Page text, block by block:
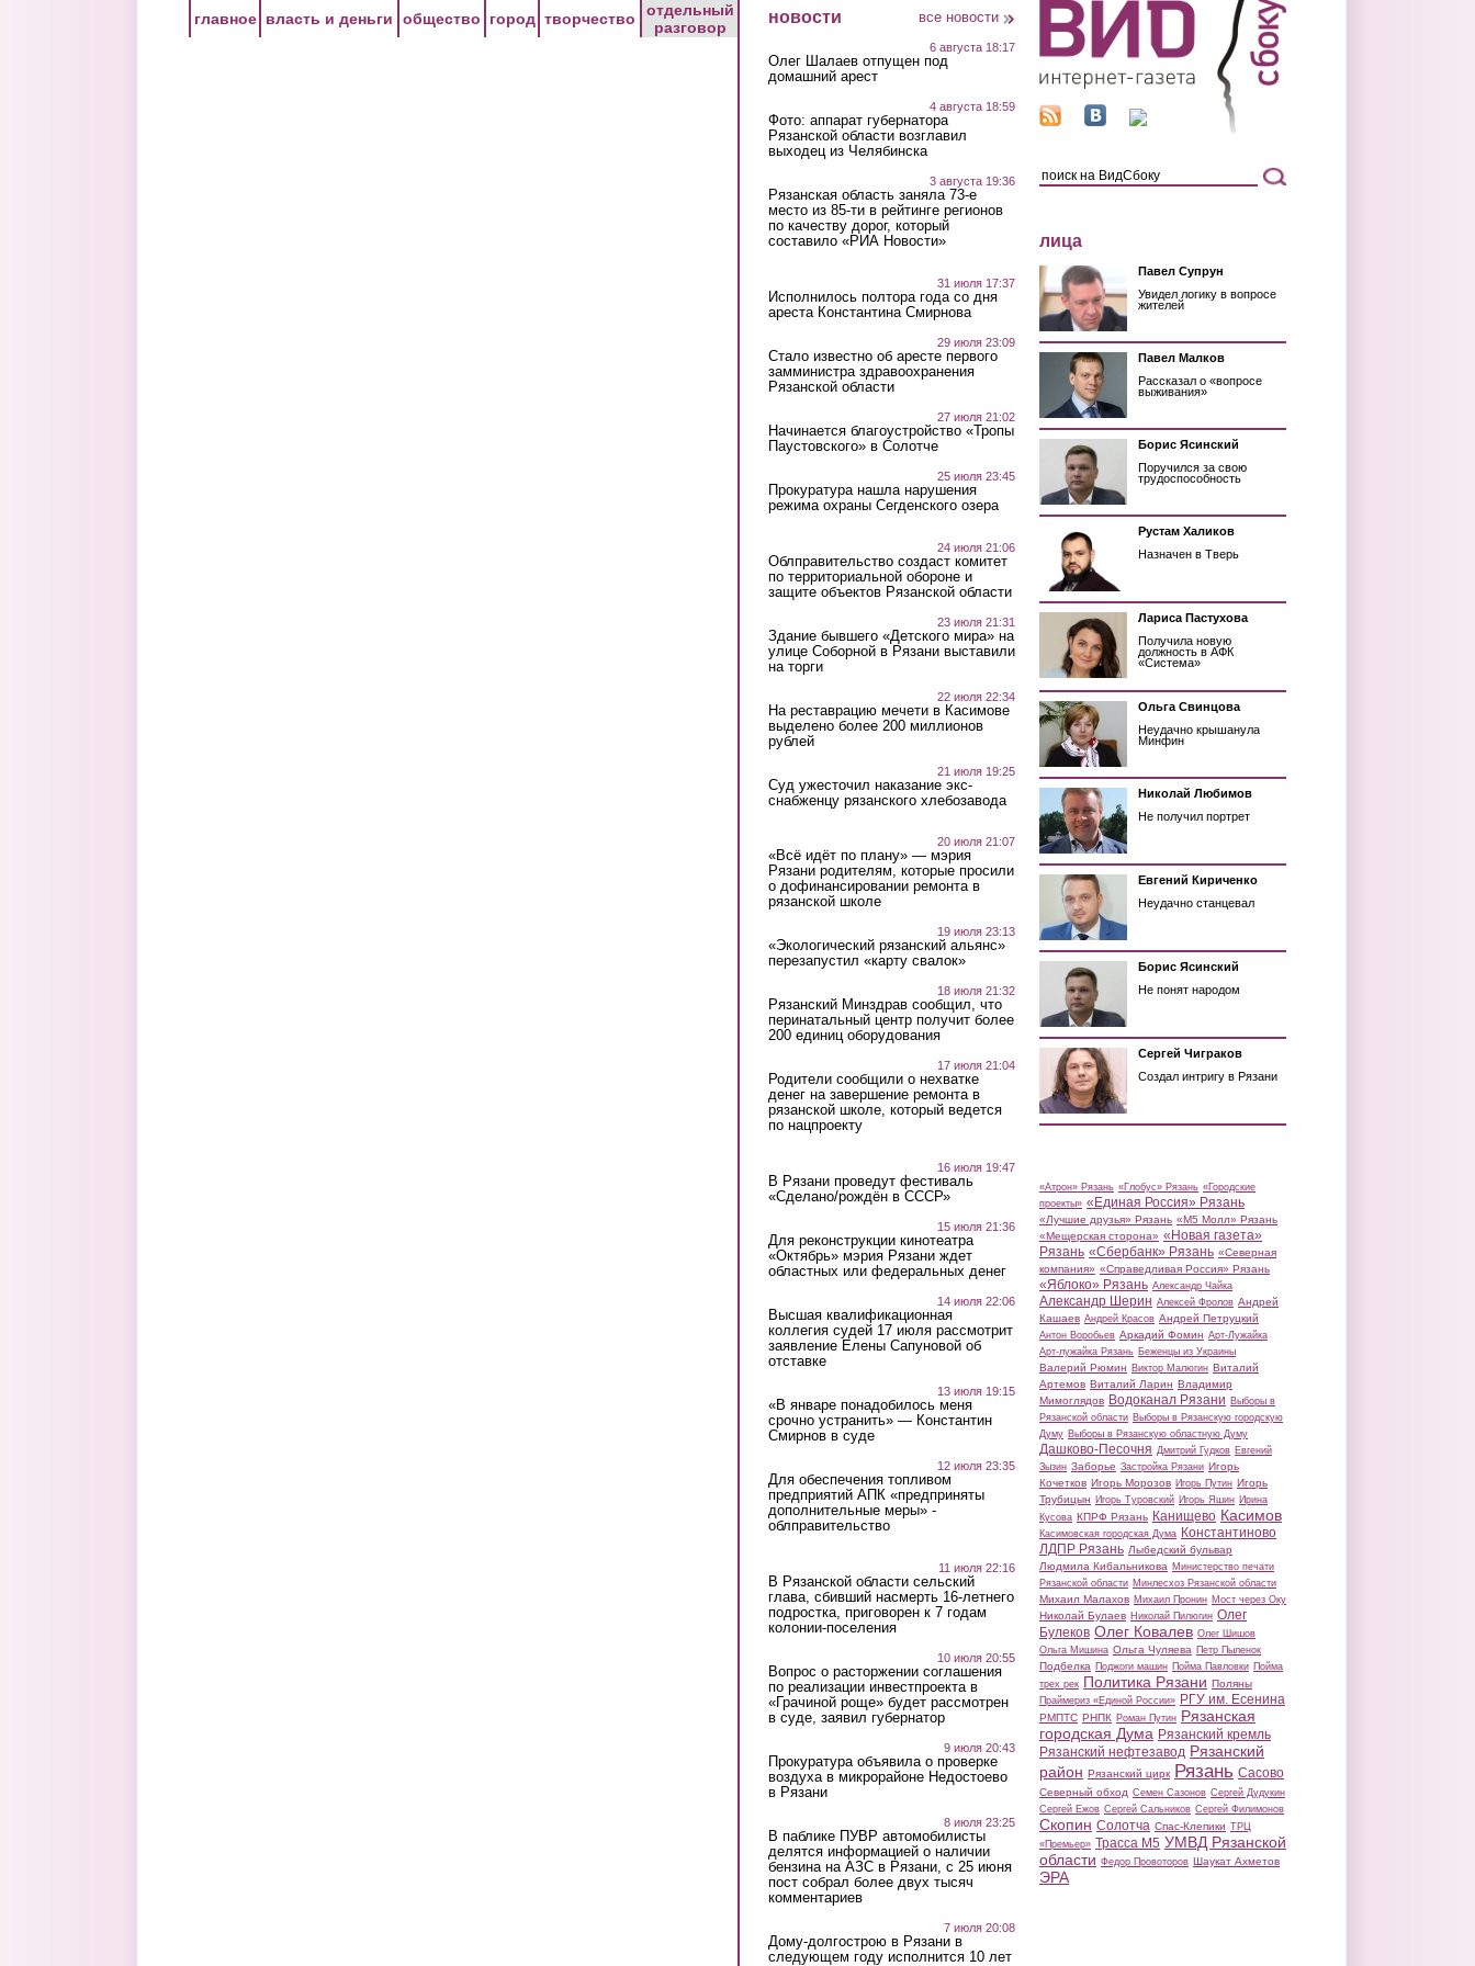
главное власть и деньги общество город творчество
отдельный
разговор
новости все новости
6 августа 18:17
Олег Шалаев отпущен под
домашний арест
4 августа 18:59
Фото: аппарат губернатора
Рязанской области возглавил
выходец из Челябинска
3 августа 19:36
Рязанская область заняла 73-е
место из 85-ти в рейтинге регионов
по качеству дорог, который
составило «РИА Новости»
31 июля 17:37
Исполнилось полтора года со дня
ареста Константина Смирнова
29 июля 23:09
Стало известно об аресте первого
замминистра здравоохранения
Рязанской области
27 июля 21:02
Начинается благоустройство «Тропы
Паустовского» в Солотче
25 июля 23:45
Прокуратура нашла нарушения
режима охраны Сегденского озера
24 июля 21:06
Облправительство создаст комитет
по территориальной обороне и
защите объектов Рязанской области
23 июля 21:31
Здание бывшего «Детского мира» на
улице Соборной в Рязани выставили
на торги
22 июля 22:34
На реставрацию мечети в Касимове
выделено более 200 миллионов
рублей
21 июля 19:25
Суд ужесточил наказание экс-
снабженцу рязанского хлебозавода
20 июля 21:07
«Всё идёт по плану» — мэрия
Рязани родителям, которые просили
о дофинансировании ремонта в
рязанской школе
19 июля 23:13
«Экологический рязанский альянс»
перезапустил «карту свалок»
18 июля 21:32
Рязанский Минздрав сообщил, что
перинатальный центр получит более
200 единиц оборудования
17 июля 21:04
Родители сообщили о нехватке
денег на завершение ремонта в
рязанской школе, который ведется
по нацпроекту
16 июля 19:47
В Рязани проведут фестиваль
«Сделано/рождён в СССР»
15 июля 21:36
Для реконструкции кинотеатра
«Октябрь» мэрия Рязани ждет
областных или федеральных денег
14 июля 22:06
Высшая квалификационная
коллегия судей 17 июля рассмотрит
заявление Елены Сапуновой об
отставке
13 июля 19:15
«В январе понадобилось меня
срочно устранить» — Константин
Смирнов в суде
12 июля 23:35
Для обеспечения топливом
предприятий АПК «предприняты
дополнительные меры» -
облправительство
11 июля 22:16
В Рязанской области сельский
глава, сбивший насмерть 16-летнего
подростка, приговорен к 7 годам
колонии-поселения
10 июля 20:55
Вопрос о расторжении соглашения
по реализации инвестпроекта в
«Грачиной роще» будет рассмотрен
в суде, заявил губернатор
9 июля 20:43
Прокуратура объявила о проверке
воздуха в микрорайоне Недостоево
в Рязани
8 июля 23:25
В паблике ПУВР автомобилисты
делятся информацией о наличии
бензина на АЗС в Рязани, с 25 июня
пост собрал более двух тысяч
комментариев
7 июля 20:08
Дому-долгострою в Рязани в
следующем году исполнится 10 лет
лица
Павел Супрун
Увидел логику в вопросе
жителей
Павел Малков
Рассказал о «вопросе
выживания»
Борис Ясинский
Поручился за свою
трудоспособность
Рустам Халиков
Назначен в Тверь
Лариса Пастухова
Получила новую
должность в АФК
«Система»
Ольга Свинцова
Неудачно крышанула
Минфин
Николай Любимов
Не получил портрет
Евгений Кириченко
Неудачно станцевал
Борис Ясинский
Не понят народом
Сергей Чиграков
Создал интригу в Рязани
«Атрон» Рязань «Глобус» Рязань «Городские
проекты» «Единая Россия» Рязань
«Лучшие друзья» Рязань «М5 Молл» Рязань
«Мещерская сторона» «Новая газета»
Рязань «Сбербанк» Рязань «Северная
компания» «Справедливая Россия» Рязань
«Яблоко» Рязань Александр Чайка
Александр Шерин Алексей Фролов Андрей
Кашаев Андрей Красов Андрей Петруцкий
Антон Воробьев Аркадий Фомин Арт-Лужайка
Арт-лужайка Рязань Беженцы из Украины
Валерий Рюмин Виктор Малюгин Виталий
Артемов Виталий Ларин Владимир
Мимоглядов Водоканал Рязани Выборы в
Рязанской области Выборы в Рязанскую городскую
Думу Выборы в Рязанскую областную Думу
Дашково-Песочня Дмитрий Гудков Евгений
Зызин Заборье Застройка Рязани Игорь
Кочетков Игорь Морозов Игорь Путин Игорь
Трубицын Игорь Туровский Игорь Яшин Ирина
Кусова КПРФ Рязань Канищево Касимов
Касимовская городская Дума Константиново
ЛДПР Рязань Лыбедский бульвар
Людмила Кибальникова Министерство печати
Рязанской области Минлесхоз Рязанской области
Михаил Малахов Михаил Пронин Мост через Оку
Николай Булаев Николай Пилюгин Олег
Булеков Олег Ковалев Олег Шишов
Ольга Мишина Ольга Чуляева Петр Пыленок
Подбелка Поджоги машин Пойма Павловки Пойма
трех рек Политика Рязани Поляны
Праймериз «Единой России» РГУ им. Есенина
РМПТС РНПК Роман Путин Рязанская
городская Дума Рязанский кремль
Рязанский нефтезавод Рязанский
район Рязанский цирк Рязань Сасово
Северный обход Семен Сазонов Сергей Дудукин
Сергей Ежов Сергей Сальников Сергей Филимонов
Скопин Солотча Спас-Клепики ТРЦ
«Премьер» Трасса М5 УМВД Рязанской
области Федор Провоторов Шаукат Ахметов
ЭРА